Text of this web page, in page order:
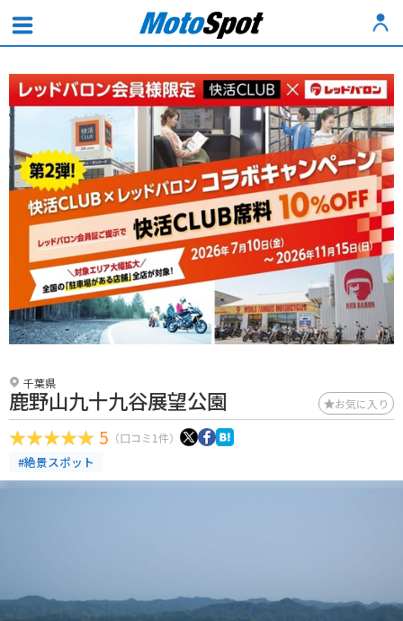
千葉県
鹿野山九十九谷展望公園 お気に入り
5 （口コミ1件）
#絶景スポット